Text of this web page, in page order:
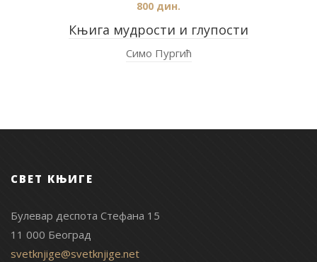
Књига мудрости и глупости
800 дин.
Симо Пургић
СВЕТ КЊИГЕ
Булевар деспота Стефана 15
11 000 Београд
svetknjige@svetknjige.net